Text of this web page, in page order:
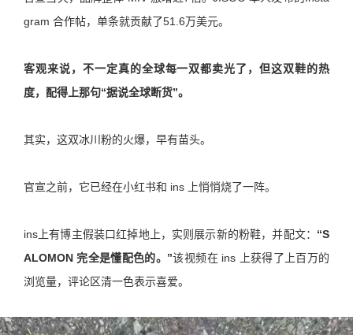
gram 合作帖，单条就贡献了51.6万美元。
客观来说，不一定真的全球每一双都卖光了，但这双鞋的热
度，配得上那句“据说全球断货”。
其实，这双冰川粉的火爆，早有苗头。
官宣之前，它已经在小红书和 ins 上悄悄烧了一阵。
ins上有博主假装口红掉地上，实则展示新的粉鞋，并配文： “S
ALOMON 完全是懂配色的。”该视频在 ins 上获得了上百万的
浏览量，评论区清一色表示喜爱。